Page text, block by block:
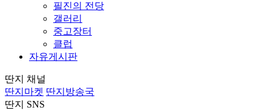
필진의 전당
갤러리
중고장터
클럽
자유게시판
딴지 채널
딴지마켓 딴지방송국
딴지 SNS